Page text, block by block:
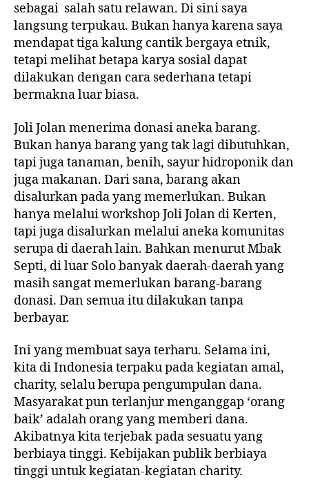
sebagai salah satu relawan. Di sini saya
langsung terpukau. Bukan hanya karena saya
mendapat tiga kalung cantik bergaya etnik,
tetapi melihat betapa karya sosial dapat
dilakukan dengan cara sederhana tetapi
bermakna luar biasa.
Joli Jolan menerima donasi aneka barang.
Bukan hanya barang yang tak lagi dibutuhkan,
tapi juga tanaman, benih, sayur hidroponik dan
juga makanan. Dari sana, barang akan
disalurkan pada yang memerlukan. Bukan
hanya melalui workshop Joli Jolan di Kerten,
tapi juga disalurkan melalui aneka komunitas
serupa di daerah lain. Bahkan menurut Mbak
Septi, di luar Solo banyak daerah-daerah yang
masih sangat memerlukan barang-barang
donasi. Dan semua itu dilakukan tanpa
berbayar.
Ini yang membuat saya terharu. Selama ini,
kita di Indonesia terpaku pada kegiatan amal,
charity, selalu berupa pengumpulan dana.
Masyarakat pun terlanjur menganggap ‘orang
baik’ adalah orang yang memberi dana.
Akibatnya kita terjebak pada sesuatu yang
berbiaya tinggi. Kebijakan publik berbiaya
tinggi untuk kegiatan-kegiatan charity.